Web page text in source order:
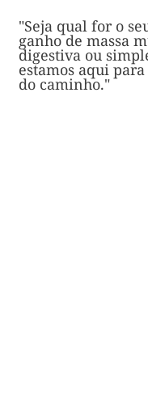
"Seja qual for o
ganho de massa
digestiva ou
estamos aqui
do caminho."